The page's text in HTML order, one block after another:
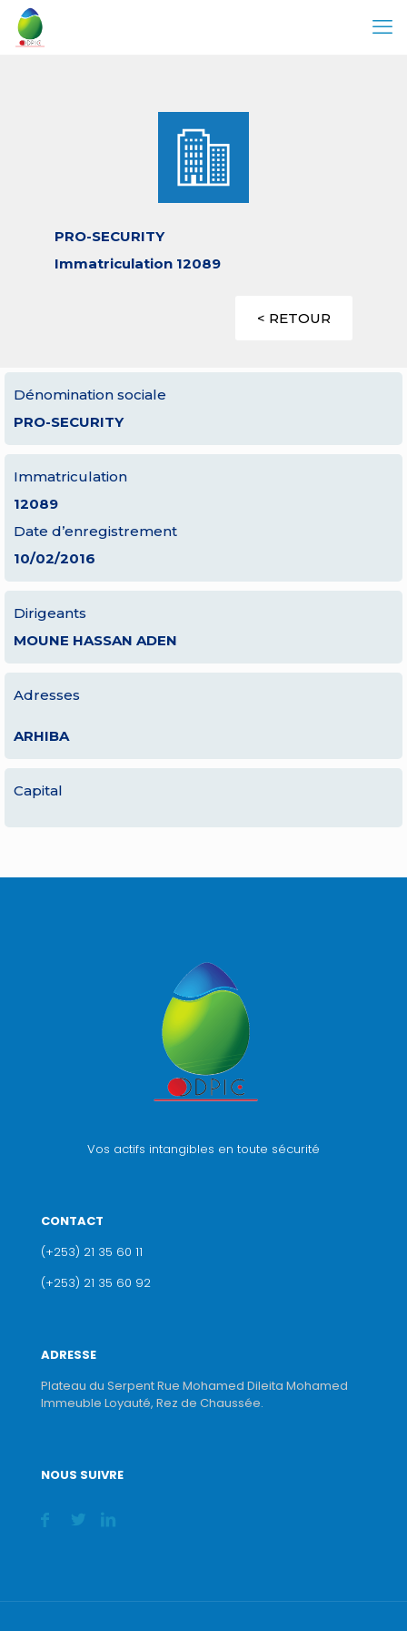
PRO-SECURITY
Immatriculation 12089
< RETOUR
Dénomination sociale
PRO-SECURITY
Immatriculation
12089
Date d’enregistrement
10/02/2016
Dirigeants
MOUNE HASSAN ADEN
Adresses
ARHIBA
Capital
Vos actifs intangibles en toute sécurité
CONTACT
(+253) 21 35 60 11
(+253) 21 35 60 92
ADRESSE
Plateau du Serpent Rue Mohamed Dileita Mohamed
Immeuble Loyauté, Rez de Chaussée.
NOUS SUIVRE